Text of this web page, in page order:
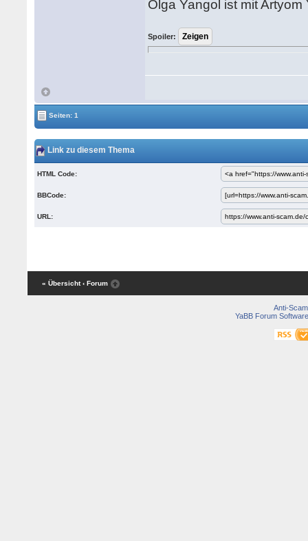
Olga Yangol ist mit
Spoiler:
Seiten: 1
Link zu diesem Thema
HTML Code:
BBCode:
URL:
« Übersicht ‹ Forum
Anti-Scam
YaBB Forum Software